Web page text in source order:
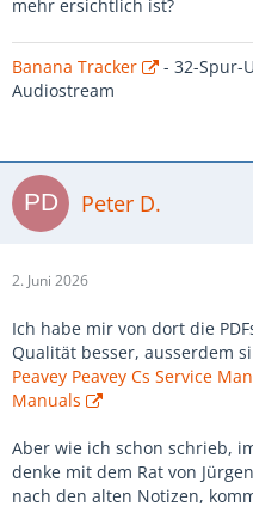
mehr ersichtlich ist?
Banana Tracker
- 32-Spur-
Audiostream
Peter D.
2. Juni 2026
Ich habe mir von dort die
Qualität besser, ausserdem
Peavey Peavey Cs Service
Manuals
Aber wie ich schon schrieb,
denke mit dem Rat von
nach den alten Notizen,